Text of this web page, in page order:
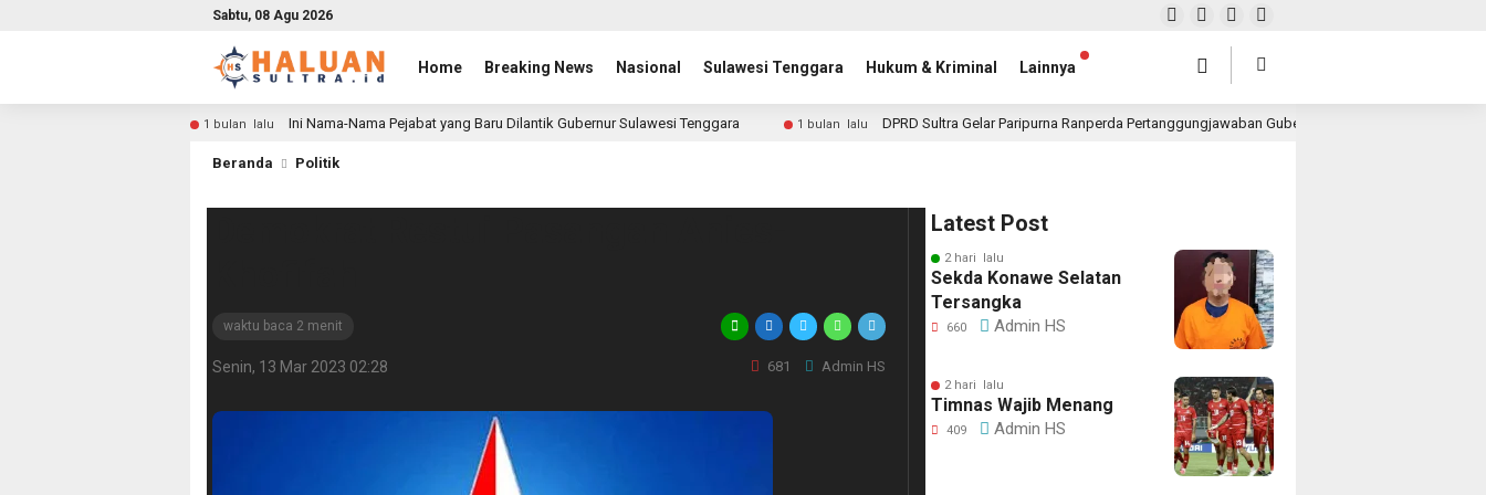
Sabtu, 08 Agu 2026
Home Breaking News Nasional Sulawesi Tenggara Hukum & Kriminal Lainnya
1 bulan lalu Ini Nama-Nama Pejabat yang Baru Dilantik Gubernur Sulawesi Tenggara 1 bulan lalu DPRD Sultra Gelar Paripurna Ranperda Pertanggungjawaban Gubernur 2025, Realisasi APBD
Beranda Politik
waktu baca 2 menit
Senin, 13 Mar 2023 02:28 681 Admin HS
Latest Post
2 hari lalu
Sekda Konawe Selatan
Tersangka
660 Admin HS
2 hari lalu
Timnas Wajib Menang
409 Admin HS